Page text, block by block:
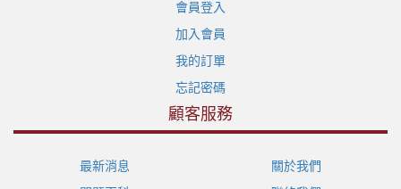
會員登入
加入會員
我的訂單
忘記密碼
顧客服務
最新消息
關於我們